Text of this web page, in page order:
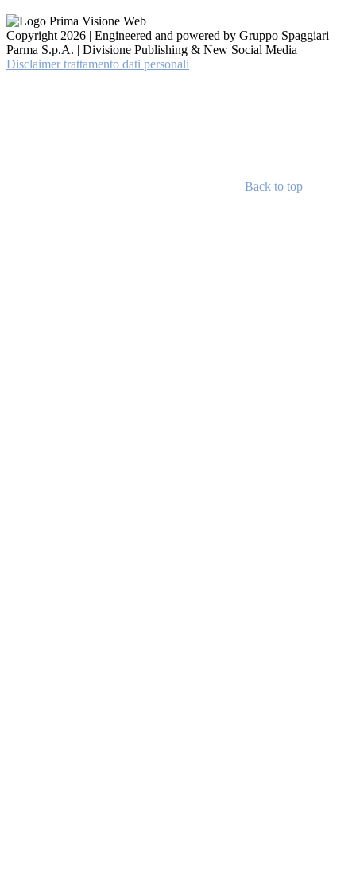
Copyright 2026 | Engineered and powered by Gruppo Spaggiari
Parma S.p.A. | Divisione Publishing & New Social Media
Disclaimer trattamento dati personali
Back to top